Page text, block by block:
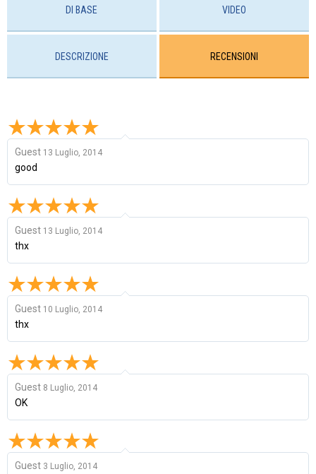
DI BASE VIDEO
DESCRIZIONE RECENSIONI
Guest 13 Luglio, 2014
good
Guest 13 Luglio, 2014
thx
Guest 10 Luglio, 2014
thx
Guest 8 Luglio, 2014
OK
Guest 3 Luglio, 2014